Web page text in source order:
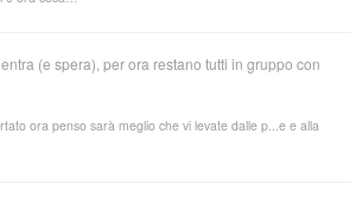
(e spera), per ora restano tutti in gruppo con
ora penso sarà meglio che vi levate dalle p...e e alla